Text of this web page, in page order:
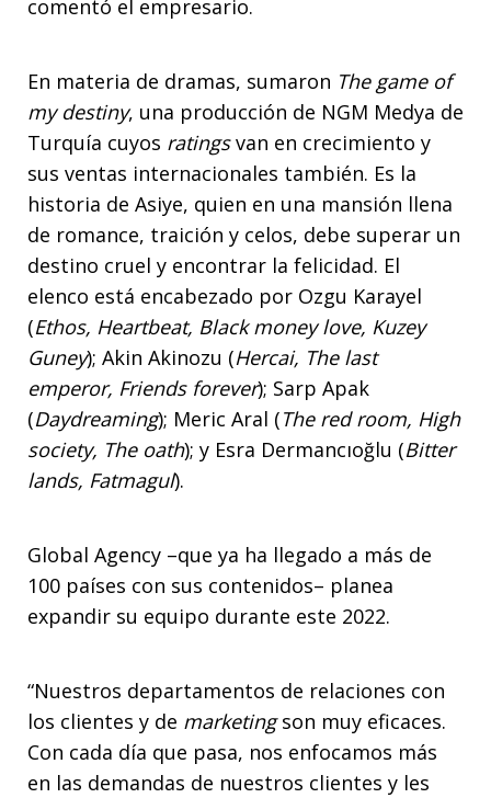
comentó el empresario.
En materia de dramas, sumaron The game of
my destiny, una producción de NGM Medya de
Turquía cuyos ratingsvan en crecimiento y
sus ventas internacionales también. Es la
historia de Asiye, quien en una mansión llena
de romance, traición y celos, debe superar un
destino cruel y encontrar la felicidad. El
elenco está encabezado por Ozgu Karayel
(Ethos, Heartbeat, Black money love, Kuzey
Guney); Akin Akinozu (Hercai, The last
emperor, Friends forever); Sarp Apak
(Daydreaming); Meric Aral (The red room, High
society, The oath); y Esra Dermancıoğlu (Bitter
lands, Fatmagul).
Global Agency –que ya ha llegado a más de
100 países con sus contenidos– planea
expandir su equipo durante este 2022.
“Nuestros departamentos de relaciones con
los clientes y de marketingson muy eficaces.
Con cada día que pasa, nos enfocamos más
en las demandas de nuestros clientes y les